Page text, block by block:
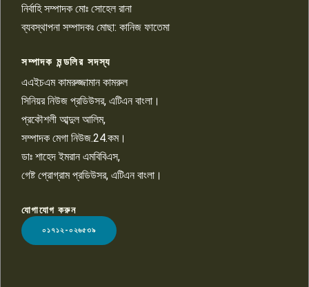
চাঁদাবাজি ও হয়রানির অভিযোগ
১০
LOGO
নির্বাহি সম্পাদক মোঃ সোহেল রানা
ব্যবস্থাপনা সম্পাদকঃ মোছা: কানিজ ফাতেমা
সম্পাদক মন্ডলির সদস্য
এএইচএম কামরুজ্জামান কামরুল
সিনিয়র নিউজ প্রডিউসর, এটিএন বাংলা।
প্রকৌশলী আব্দুল আলিম,
সম্পাদক মেগা নিউজ.24.কম।
ডাঃ শাহেদ ইমরান এমবিবিএস,
গেষ্ট প্রোগ্রাম প্রডিউসর, এটিএন বাংলা।
যোগাযোগ করুন
০১৭১২-০২৬৫৩৯